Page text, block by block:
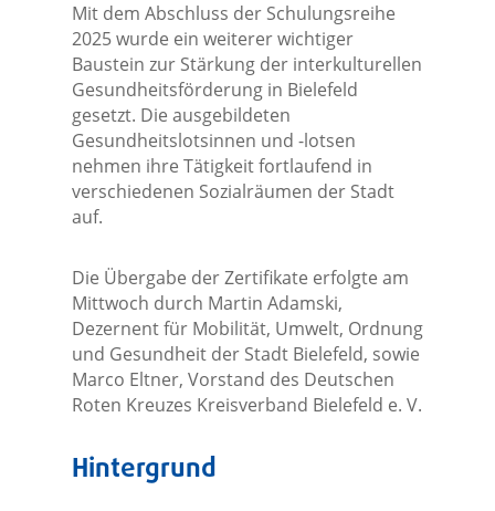
Mit dem Abschluss der Schulungsreihe
2025 wurde ein weiterer wichtiger
Baustein zur Stärkung der interkulturellen
Gesundheitsförderung in Bielefeld
gesetzt. Die ausgebildeten
Gesundheitslotsinnen und -lotsen
nehmen ihre Tätigkeit fortlaufend in
verschiedenen Sozialräumen der Stadt
auf.
Die Übergabe der Zertifikate erfolgte am
Mittwoch durch Martin Adamski,
Dezernent für Mobilität, Umwelt, Ordnung
und Gesundheit der Stadt Bielefeld, sowie
Marco Eltner, Vorstand des Deutschen
Roten Kreuzes Kreisverband Bielefeld e. V.
Hintergrund